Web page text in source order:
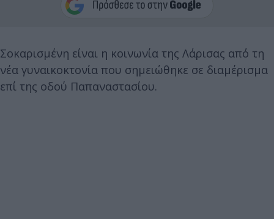
Σοκαρισμένη είναι η κοινωνία της Λάρισας από τη
νέα γυναικοκτονία που σημειώθηκε σε διαμέρισμα
επί της οδού Παπαναστασίου.